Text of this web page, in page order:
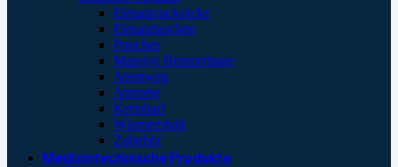
Einsatzrucksäcke
Einsatztaschen
Pouches
Massive Hemorrhage
Atemweg
Atmung
Kreislauf
Wärmeerhalt
Zubehör
Medizintechnische Produkte